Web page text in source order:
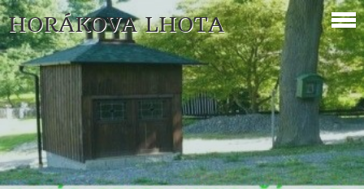
HORÁKOVA LHOTA